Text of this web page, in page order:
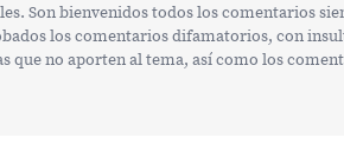
Son bienvenidos todos los comentarios
los comentarios difamatorios, con
que no aporten al tema, así como los